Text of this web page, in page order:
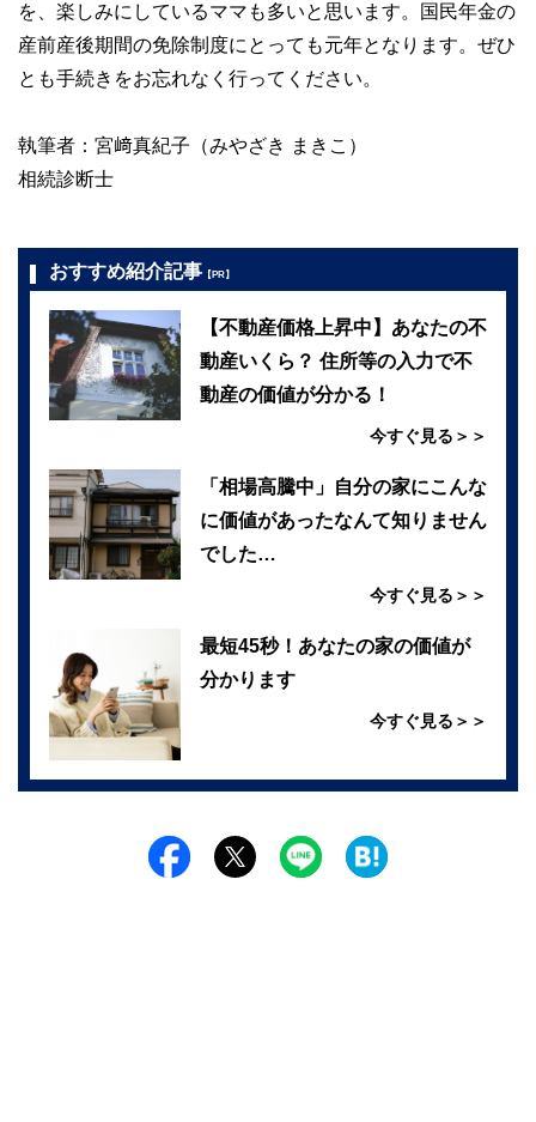
を、楽しみにしているママも多いと思います。国民年金の
産前産後期間の免除制度にとっても元年となります。ぜひ
とも手続きをお忘れなく行ってください。
執筆者：宮﨑真紀子（みやざき まきこ）
相続診断士
おすすめ紹介記事 【PR】
【不動産価格上昇中】あなたの不
動産いくら？ 住所等の入力で不
動産の価値が分かる！
今すぐ見る＞＞
「相場高騰中」自分の家にこんな
に価値があったなんて知りません
でした…
今すぐ見る＞＞
最短45秒！あなたの家の価値が
分かります
今すぐ見る＞＞